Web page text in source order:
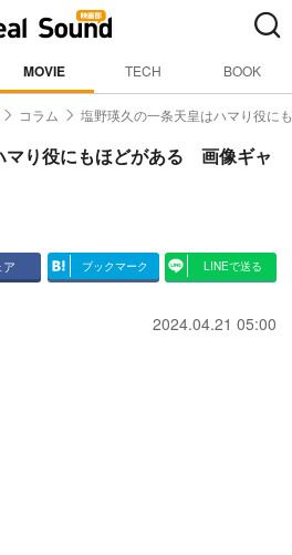
MOVIE TECH BOOK
コラム 塩野瑛久の一条天皇はハマり役に
マり役にもほどがある 画像ギャ
ア ブックマーク LINEで送る
2024.04.21 05:00